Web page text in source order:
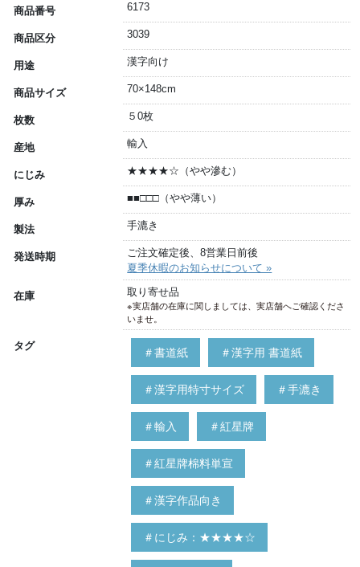
商品番号 6173
商品区分 3039
用途 漢字向け
商品サイズ 70×148cm
枚数 ５0枚
産地 輸入
にじみ ★★★★☆（やや滲む）
厚み ■■□□□（やや薄い）
製法 手漉き
発送時期
ご注文確定後、8営業日前後
夏季休暇のお知らせについて »
在庫 取り寄せ品
※実店舗の在庫に関しましては、実店舗へご確認くださ
いませ。
タグ
＃書道紙 ＃漢字用 書道紙
＃漢字用特寸サイズ ＃手漉き
＃輸入 ＃紅星牌
＃紅星牌棉料単宣
＃漢字作品向き
＃にじみ：★★★★☆